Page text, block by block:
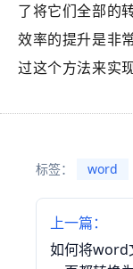
了将它们全部的
效率的提升是非
过这个方法来实
标签： word
上一篇：
如何将word